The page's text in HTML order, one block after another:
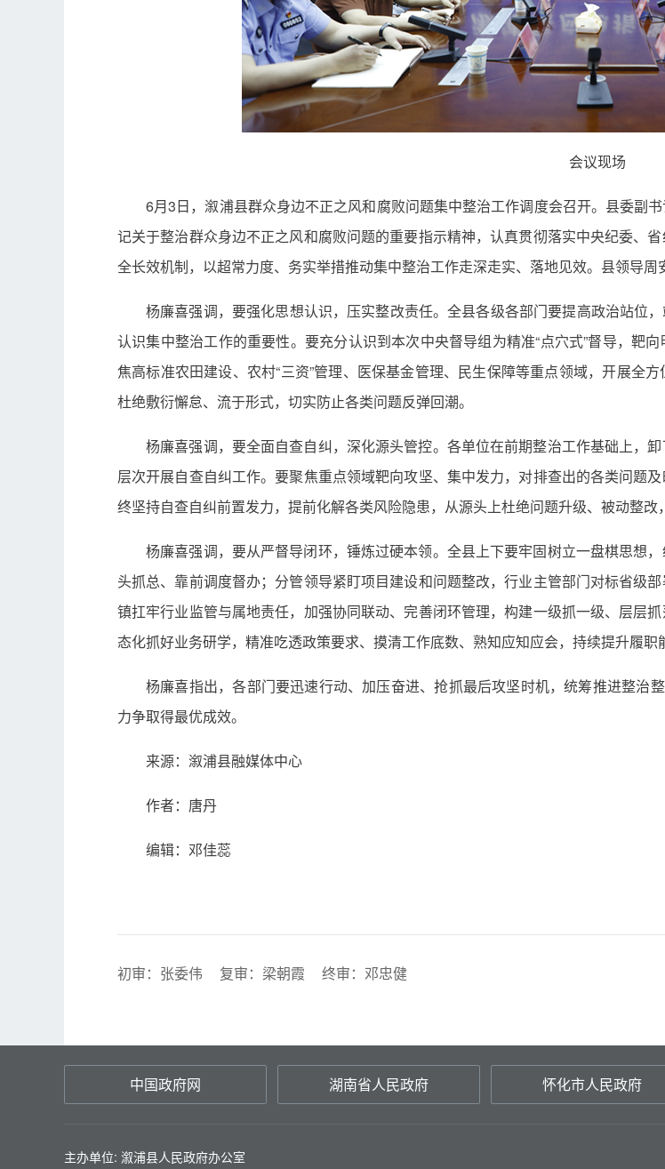
会议现场
6月3日，溆浦县群众身边不正之风和腐败问题集中整治工作调度会召开。县委副
记关于整治群众身边不正之风和腐败问题的重要指示精神，认真贯彻落实中央纪委、
全长效机制，以超常力度、务实举措推动集中整治工作走深走实、落地见效。县领导
杨廉喜强调，要强化思想认识，压实整改责任。全县各级各部门要提高政治站位，
认识集中整治工作的重要性。要充分认识到本次中央督导组为精准“点穴式”督导，靶
焦高标准农田建设、农村“三资”管理、医保基金管理、民生保障等重点领域，开展全
杜绝敷衍懈怠、流于形式，切实防止各类问题反弹回潮。
杨廉喜强调，要全面自查自纠，深化源头管控。各单位在前期整治工作基础上，
层次开展自查自纠工作。要聚焦重点领域靶向攻坚、集中发力，对排查出的各类问题
终坚持自查自纠前置发力，提前化解各类风险隐患，从源头上杜绝问题升级、被动整改
杨廉喜强调，要从严督导闭环，锤炼过硬本领。全县上下要牢固树立一盘棋思想
头抓总、靠前调度督办；分管领导紧盯项目建设和问题整改，行业主管部门对标省级
镇扛牢行业监管与属地责任，加强协同联动、完善闭环管理，构建一级抓一级、层层
态化抓好业务研学，精准吃透政策要求、摸清工作底数、熟知应知应会，持续提升履职
杨廉喜指出，各部门要迅速行动、加压奋进、抢抓最后攻坚时机，统筹推进整治
力争取得最优成效。
来源：溆浦县融媒体中心
作者：唐丹
编辑：邓佳蕊
初审：张委伟 复审：梁朝霞 终审：邓忠健
中国政府网 湖南省人民政府 怀化市人民政府
主办单位: 溆浦县人民政府办公室